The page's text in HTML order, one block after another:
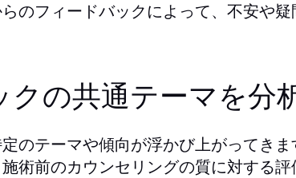
のフィードバックによって、不安や
クの共通テーマを分
のテーマや傾向が浮かび上がってき
術前のカウンセリングの質に対する